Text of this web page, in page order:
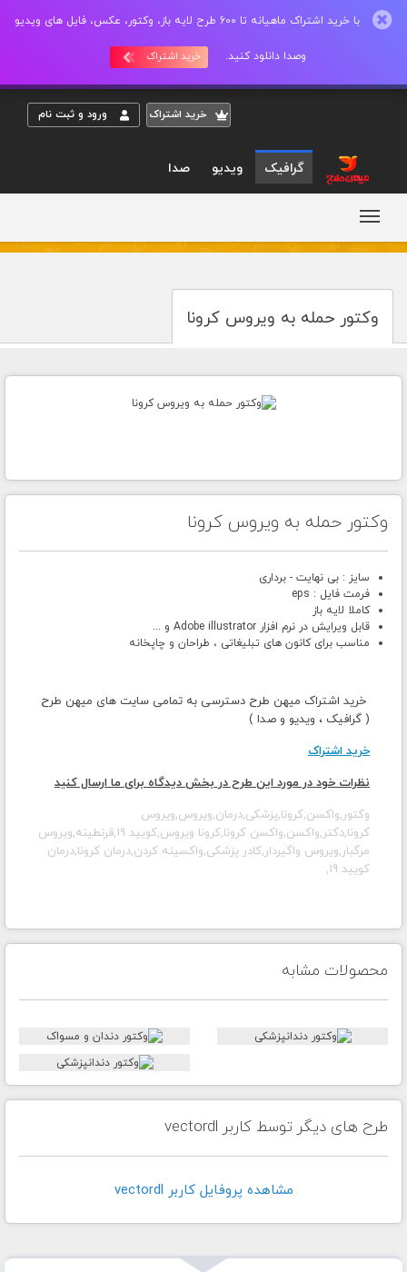
با خرید اشتراک ماهیانه تا 600 طرح لایه باز، وکتور، عکس، فایل های ویدیو
وصدا دانلود کنید. خرید اشتراک
خريد اشتراک ورود و ثبت نام
گرافیک ویدیو صدا
وکتور حمله به ویروس کرونا
وکتور حمله به ویروس کرونا
سایز : بی نهایت - برداری
فرمت فایل : eps
کاملا لایه باز
قابل ویرایش در نرم افزار Adobe illustrator و ...
مناسب برای کانون های تبلیغاتی ، طراحان و چاپخانه
خرید اشتراک میهن طرح دسترسی به تمامی سایت های میهن طرح
( گرافیک ، ویدیو و صدا )
خرید اشتراک
نظرات خود در مورد این طرح در بخش دیدگاه برای ما ارسال کنید
وکتور,واکسن,کرونا,پزشکی,درمان,ویروس,ویروس
کرونا,دکتر,واکسن,واکسن کرونا,کرونا ویروس,کویید 19,قرنطینه,ویروس
مرگبار,ویروس واگیردار,کادر پزشکی,واکسینه کردن,درمان کرونا,درمان
کویید 19,
محصولات مشابه
طرح های دیگر توسط کاربر vectordl
مشاهده پروفايل کاربر vectordl